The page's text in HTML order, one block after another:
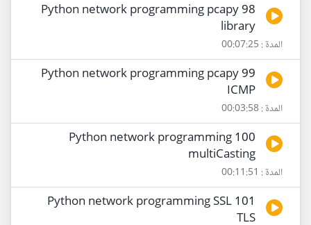
98 Python network programming pcapy
library
المدة : 00:07:25
99 Python network programming pcapy
ICMP
المدة : 00:03:58
100 Python network programming
multiCasting
المدة : 00:11:51
101 Python network programming SSL
TLS